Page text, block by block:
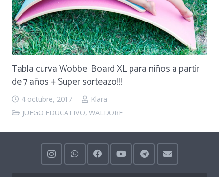
Tabla curva Wobbel Board XL para niños a partir
de 7 años + Super sorteazo!!!
4 octubre, 2017
Klara
JUEGO EDUCATIVO, WALDORF